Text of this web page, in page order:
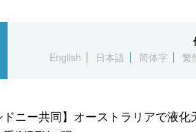
・東京2020English
日本語 简体字 繁
ドニー共同】オーストラリアで液